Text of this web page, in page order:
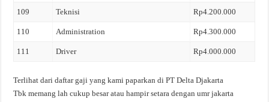
109 Teknisi Rp4.200.000
110 Administration Rp4.300.000
111 Driver Rp4.000.000
Terlihat dari daftar gaji yang kami paparkan di PT Delta Djakarta
Tbk memang lah cukup besar atau hampir setara dengan umr jakarta